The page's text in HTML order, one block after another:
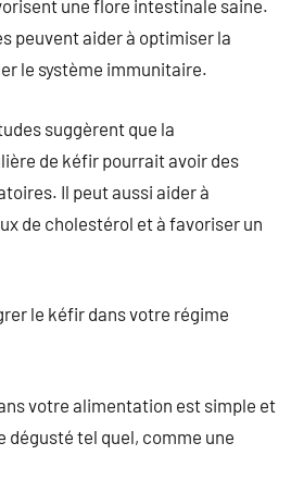
une flore intestinale saine.
peuvent aider à optimiser la
le système immunitaire.
suggèrent que la
de kéfir pourrait avoir des
Il peut aussi aider à
de cholestérol et à favoriser un
le kéfir dans votre régime
votre alimentation est simple et
dégusté tel quel, comme une